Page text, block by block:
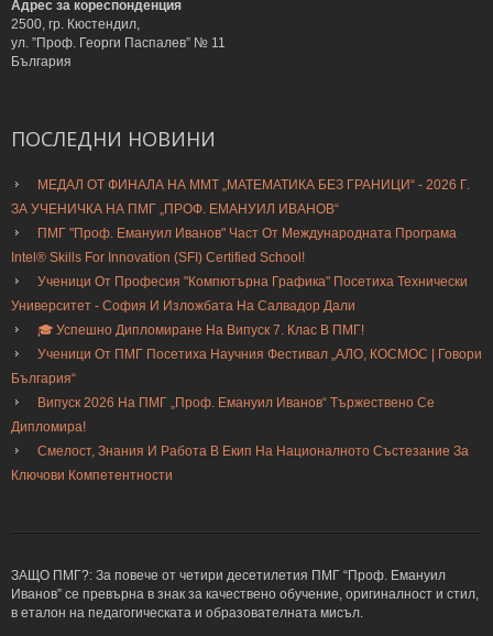
Адрес за кореспонденция
2500, гр. Кюстендил,
ул. ”Проф. Георги Паспалев” № 11
България
ПОСЛЕДНИ НОВИНИ
МЕДАЛ ОТ ФИНАЛА НА ММТ „МАТЕМАТИКА БЕЗ ГРАНИЦИ“ - 2026 Г.
ЗА УЧЕНИЧКА НА ПМГ „ПРОФ. ЕМАНУИЛ ИВАНОВ“
ПМГ "Проф. Емануил Иванов" Част От Международната Програма
Intel® Skills For Innovation (SFI) Certified School!
Ученици От Професия "Компютърна Графика" Посетиха Технически
Университет - София И Изложбата На Салвадор Дали
🎓 Успешно Дипломиране На Випуск 7. Клас В ПМГ!
Ученици От ПМГ Посетиха Научния Фестивал „АЛО, КОСМОС | Говори
България“
Випуск 2026 На ПМГ „Проф. Емануил Иванов“ Тържествено Се
Дипломира!
Смелост, Знания И Работа В Екип На Националното Състезание За
Ключови Компетентности
ЗАЩО ПМГ?: За повече от четири десетилетия ПМГ “Проф. Емануил
Иванов” се превърна в знак за качествено обучение, оригиналност и стил,
в еталон на педагогическата и образователната мисъл.